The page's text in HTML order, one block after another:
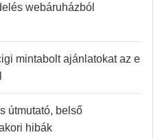
webáruházból
mintabolt ajánlatokat az e
útmutató, belső
hibák